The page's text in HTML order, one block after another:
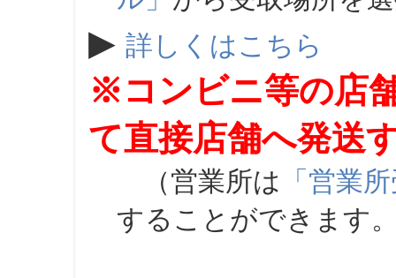
▶ 詳しくはこちら
※コンビニ等の店
て直接店舗へ発送
（営業所は 「営業
することができます